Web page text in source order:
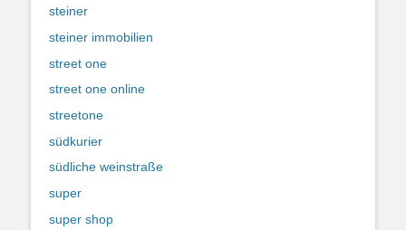
steiner
steiner immobilien
street one
street one online
streetone
südkurier
südliche weinstraße
super
super shop